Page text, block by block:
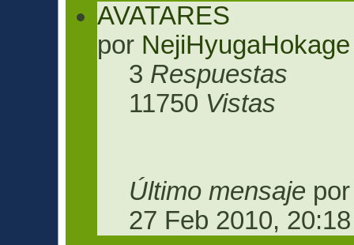
AVATARES
por NejiHyugaHokage
3 Respuestas
11750 Vistas
Último mensaje
27 Feb 2010, 20:18